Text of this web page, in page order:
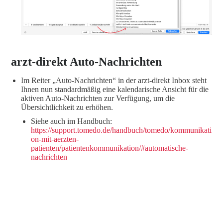
arzt-direkt Auto-Nachrichten
Im Reiter „Auto-Nachrichten“ in der arzt-direkt Inbox steht
Ihnen nun standardmäßig eine kalendarische Ansicht für die
aktiven Auto-Nachrichten zur Verfügung, um die
Übersichtlichkeit zu erhöhen.
Siehe auch im Handbuch:
https://support.tomedo.de/handbuch/tomedo/kommunikati
on-mit-aerzten-
patienten/patientenkommunikation/#automatische-
nachrichten